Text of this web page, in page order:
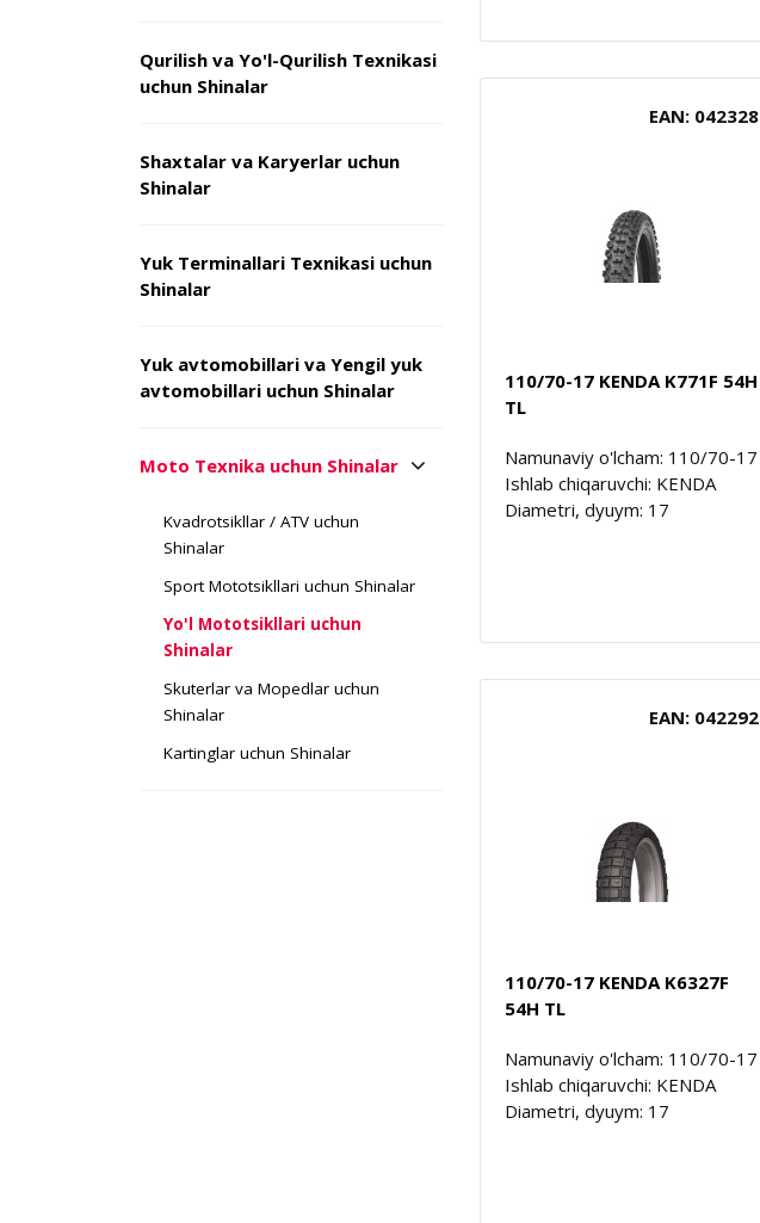
Qurilish va Yo'l-Qurilish Texnikasi
uchun Shinalar
Shaxtalar va Karyerlar uchun
Shinalar
Yuk Terminallari Texnikasi uchun
Shinalar
Yuk avtomobillari va Yengil yuk
avtomobillari uchun Shinalar
Moto Texnika uchun Shinalar
Kvadrotsikllar / ATV uchun
Shinalar
Sport Mototsikllari uchun Shinalar
Yo'l Mototsikllari uchun
Shinalar
Skuterlar va Mopedlar uchun
Shinalar
Kartinglar uchun Shinalar
EAN: 042328
110/70-17 KENDA K771F 54H
TL
Namunaviy o'lcham: 110/70-17
Ishlab chiqaruvchi: KENDA
Diametri, dyuym: 17
EAN: 042292
110/70-17 KENDA K6327F
54H TL
Namunaviy o'lcham: 110/70-17
Ishlab chiqaruvchi: KENDA
Diametri, dyuym: 17